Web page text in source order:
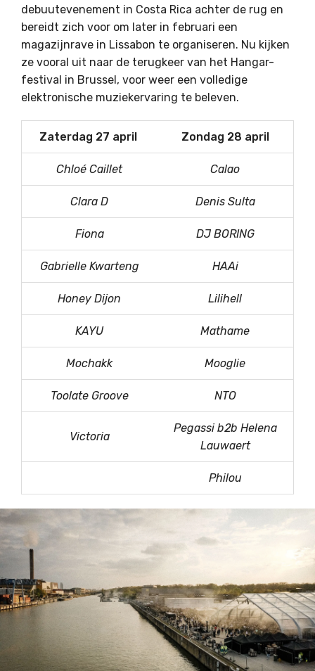
debuutevenement in Costa Rica achter de rug en
bereidt zich voor om later in februari een
magazijnrave in Lissabon te organiseren. Nu kijken
ze vooral uit naar de terugkeer van het Hangar-
festival in Brussel, voor weer een volledige
elektronische muziekervaring te beleven.
Zaterdag 27 april Zondag 28 april
Chloé Caillet Calao
Clara D Denis Sulta
Fiona DJ BORING
Gabrielle Kwarteng HAAi
Honey Dijon Lilihell
KAYU Mathame
Mochakk Mooglie
Toolate Groove NTO
Victoria
Pegassi b2b Helena
Lauwaert
Philou